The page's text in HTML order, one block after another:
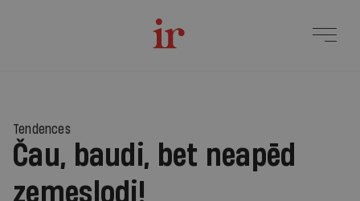
Tendences
Čau, baudi, bet neapēd
zemeslodi!